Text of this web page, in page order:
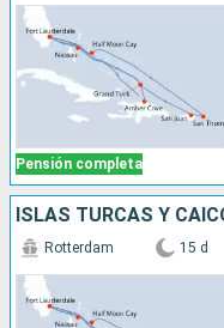
Pensión completa
Rotterdam 15 d